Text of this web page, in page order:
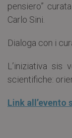
pensiero”
Carlo Sini.
Dialoga con i
L’iniziativa sis
scientifiche:
Link